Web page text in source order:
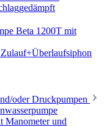
Beta 1200T mit
oder Druckpumpen
Manometer und